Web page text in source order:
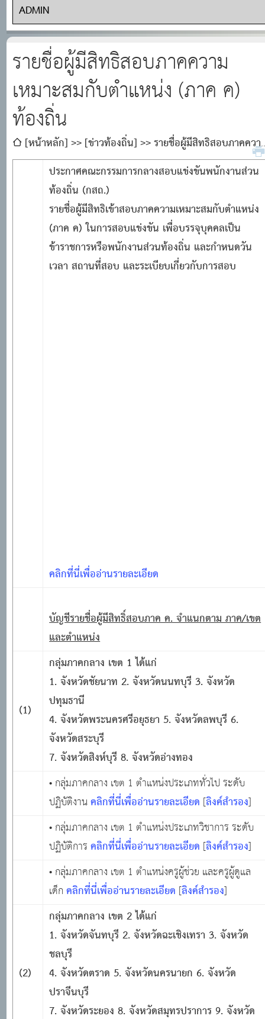
ADMIN
รายชื่อผู้มีสิทธิสอบภาคความ
เหมาะสมกับตำแหน่ง (ภาค ค)
ท้องถิ่น
[หน้าหลัก] [ข่าวท้องถิ่น]
รายชื่อผู้มีสิทธิสอบภาคควา
เหมาะสมกับตำแหน่ง (ภาค ค) ท้องถิ่น
ประกาศคณะกรรมการกลางสอบแข่งขันพนักงานส่วน
ท้องถิ่น (กสถ.)
รายชื่อผู้มีสิทธิเข้าสอบภาคความเหมาะสมกับตำแหน่ง
(ภาค ค) ในการสอบแข่งขัน เพื่อบรรจุบุคคลเป็น
ข้าราชการหรือพนักงานส่วนท้องถิ่น และกำหนดวัน
เวลา สถานที่สอบ และระเบียบเกี่ยวกับการสอบ
คลิกที่นี่เพื่ออ่านรายละเอียด
บัญชีรายชื่อผู้มีสิทธิ์สอบภาค ค. จำแนกตาม ภาค/เขต
และตำแหน่ง
(1)
กลุ่มภาคกลาง เขต 1 ได้แก่
1. จังหวัดชัยนาท 2. จังหวัดนนทบุรี 3. จังหวัด
ปทุมธานี
4. จังหวัดพระนครศรีอยุธยา 5. จังหวัดลพบุรี 6.
จังหวัดสระบุรี
7. จังหวัดสิงห์บุรี 8. จังหวัดอ่างทอง
• กลุ่มภาคกลาง เขต 1 ตำแหน่งประเภททั่วไป ระดับ
ปฏิบัติงานคลิกที่นี่เพื่ออ่านรายละเอียด [ลิงค์สำรอง]
• กลุ่มภาคกลาง เขต 1 ตำแหน่งประเภทวิชาการ ระดับ
ปฏิบัติการคลิกที่นี่เพื่ออ่านรายละเอียด [ลิงค์สำรอง]
• กลุ่มภาคกลาง เขต 1 ตำแหน่งครูผู้ช่วย และครูผู้ดูแล
เด็กคลิกที่นี่เพื่ออ่านรายละเอียด [ลิงค์สำรอง]
(2)
กลุ่มภาคกลาง เขต2 ได้แก่
1. จังหวัดจันทบุรี 2. จังหวัดฉะเชิงเทรา 3. จังหวัด
ชลบุรี
4. จังหวัดตราด 5. จังหวัดนครนายก 6. จังหวัด
ปราจีนบุรี
7. จังหวัดระยอง 8. จังหวัดสมุทรปราการ 9. จังหวัด